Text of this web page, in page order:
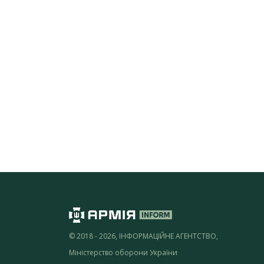
© 2018 - 2026, ІНФОРМАЦІЙНЕ АГЕНТСТВО,
Міністерство оборони України